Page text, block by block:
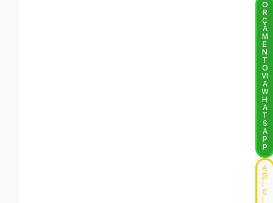
O
R
Ç
A
M
E
N
T
O
VI
A
W
H
A
T
S
A
P
P
A
D
C